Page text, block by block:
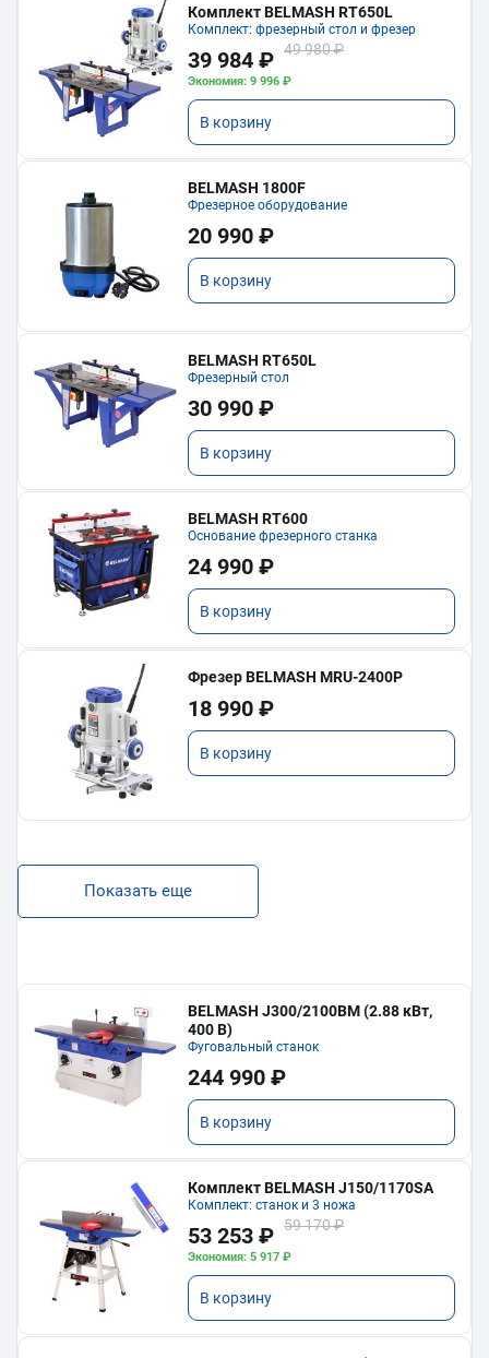
Комплект BELMASH RT650L
Комплект: фрезерный стол и фрезер
39 984 ₽ 49 980 ₽
Экономия: 9 996 ₽
В корзину
BELMASH 1800F
Фрезерное оборудование
20 990 ₽
В корзину
BELMASH RT650L
Фрезерный стол
30 990 ₽
В корзину
BELMASH RT600
Основание фрезерного станка
24 990 ₽
В корзину
Фрезер BELMASH MRU-2400P
18 990 ₽
В корзину
Показать еще
BELMASH J300/2100ВМ (2.88 кВт,
400 В)
Фуговальный станок
244 990 ₽
В корзину
Комплект BELMASH J150/1170SA
Комплект: станок и 3 ножа
53 253 ₽ 59 170 ₽
Экономия: 5 917 ₽
В корзину